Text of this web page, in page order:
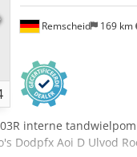
Remscheid 169 km
interne
Dodpfx Aoi D Ulvod